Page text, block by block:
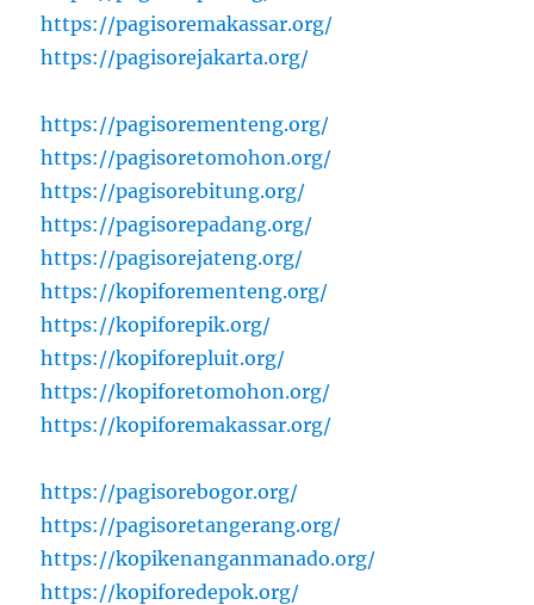
https://pagisoremakassar.org/
https://pagisorejakarta.org/
https://pagisorementeng.org/
https://pagisoretomohon.org/
https://pagisorebitung.org/
https://pagisorepadang.org/
https://pagisorejateng.org/
https://kopiforementeng.org/
https://kopiforepik.org/
https://kopiforepluit.org/
https://kopiforetomohon.org/
https://kopiforemakassar.org/
https://pagisorebogor.org/
https://pagisoretangerang.org/
https://kopikenanganmanado.org/
https://kopiforedepok.org/